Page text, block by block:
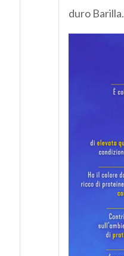
duro Barilla.